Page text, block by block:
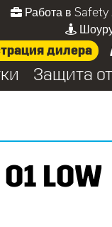
Работа в
дилера
Защита
LOW